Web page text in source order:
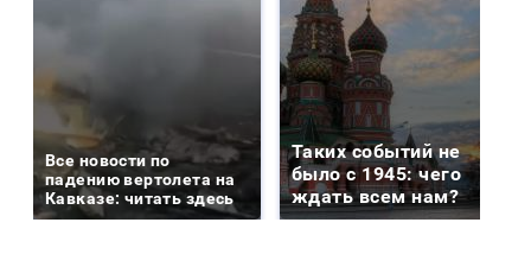
Все новости по
падению вертолета на
Кавказе: читать здесь
Таких событий не
было с 1945: чего
ждать всем нам?